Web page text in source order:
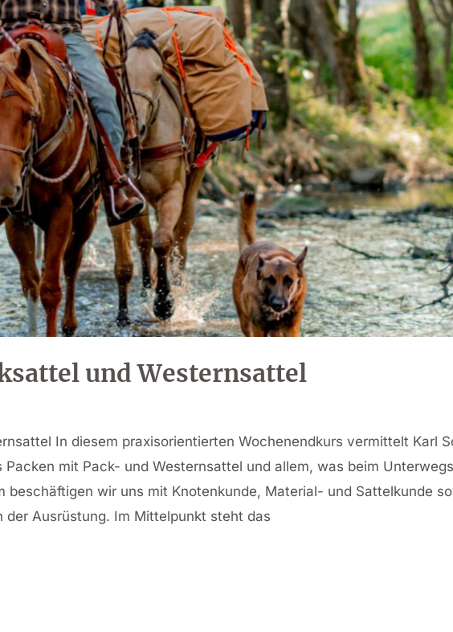
und Westernsattel
In diesem praxisorientierten Wochenendkurs vermittelt Karl
Packen mit Pack- und Westernsattel und allem, was beim
beschäftigen wir uns mit Knotenkunde, Material- und Sattelkunde
der Ausrüstung. Im Mittelpunkt steht das